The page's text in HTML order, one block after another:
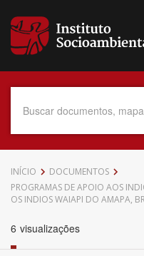
para
conteúdo
Data do Documento
INÍCIO
DOCUMENTOS
PROGRAMAS DE APOIO AOS
OS INDIOS WAIAPI DO AMAPA,
6 visualizações